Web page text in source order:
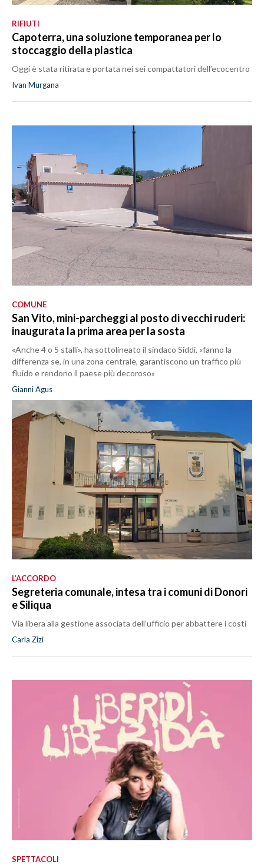
RIFIUTI
Capoterra, una soluzione temporanea per lo
stoccaggio della plastica
Oggi è stata ritirata e portata nei sei compattatori dell’ecocentro
Ivan Murgana
COMUNE
San Vito, mini-parcheggi al posto di vecchi ruderi:
inaugurata la prima area per la sosta
«Anche 4 o 5 stalli», ha sottolineato il sindaco Siddi, «fanno la
differenza se, in una zona centrale, garantiscono un traffico più
fluido e rendono il paese più decoroso»
Gianni Agus
L’ACCORDO
Segreteria comunale, intesa tra i comuni di Donori
e Siliqua
Via libera alla gestione associata dell’ufficio per abbattere i costi
Carla Zizi
SPETTACOLI